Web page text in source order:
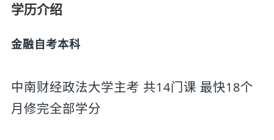
学历介绍
金融自考本科
中南财经政法大学主考 共14门课 最快18个
月修完全部学分